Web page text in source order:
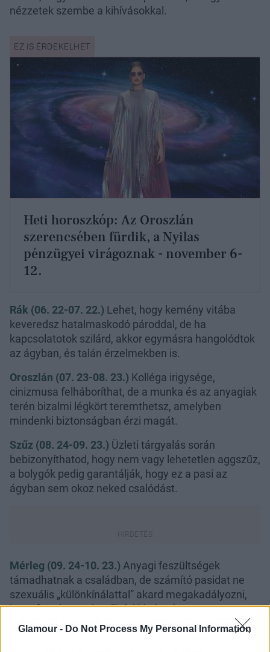
Glamour - Do Not Process My Personal Information
nézzetek szembe a kihívásokkal.
Heti horoszkóp: Az Oroszlán
szerencsében fürdik, a Nyilas
pénzügyei virágoznak - november 6-
12.
Rák (06. 22-07. 22.) Lehet, hogy kemény vitába
keveredsz hatalmaskodó pároddal, de ha
kapcsolatotok szilárd, akkor egymásra hangolódtok
az ágyban, és talán érzelmekben is.
Oroszlán (07. 23-08. 23.) Kolléga irigysége,
cinizmusa felháboríthat, de a munka és az anyagiak
terén bizalmi légkört teremthetsz, amelyben
mindenki biztonságban érzi magát.
Szűz (08. 24-09. 23.) Üzleti tárgyalás során
bebizonyíthatod, hogy nem vagy lehetetlen aggszűz,
a bolygók pedig garantálják, hogy ez a pasi az
ágyban sem okoz neked csalódást.
Mérleg (09. 24-10. 23.) Anyagi feszültségek
támadhatnak a családban, de számító pasidat ne
szexuális „különkínálattal” akard megakadályozni,
hogy figyelme más nők felé kalandozzon.
Skorpió (10. 24-11. 22.)Több okot is találhatsz rá,